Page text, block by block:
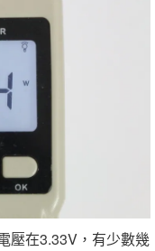
壓在3.33V，有少數幾